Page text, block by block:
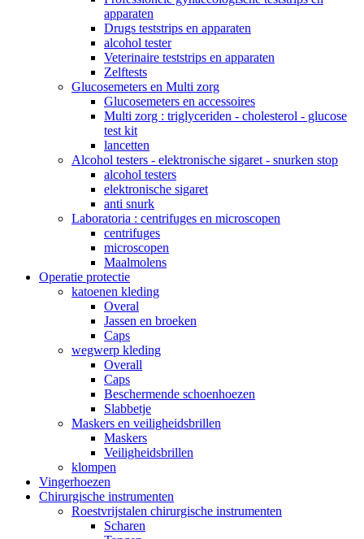
apparaten
Drugs teststrips en apparaten
alcohol tester
Veterinaire teststrips en apparaten
Zelftests
Glucosemeters en Multi zorg
Glucosemeters en accessoires
Multi zorg : triglyceriden - cholesterol - glucose
test kit
lancetten
Alcohol testers - elektronische sigaret - snurken stop
alcohol testers
elektronische sigaret
anti snurk
Laboratoria : centrifuges en microscopen
centrifuges
microscopen
Maalmolens
Operatie protectie
katoenen kleding
Overal
Jassen en broeken
Caps
wegwerp kleding
Overall
Caps
Beschermende schoenhoezen
Slabbetje
Maskers en veiligheidsbrillen
Maskers
Veiligheidsbrillen
klompen
Vingerhoezen
Chirurgische instrumenten
Roestvrijstalen chirurgische instrumenten
Scharen